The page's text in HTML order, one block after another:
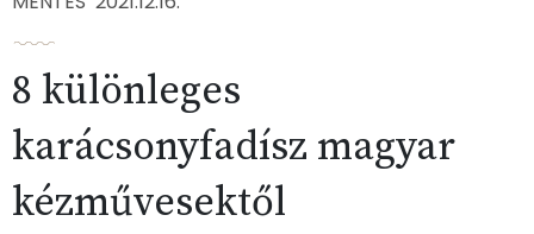
8 különleges
karácsonyfadísz magyar
kézművesektől